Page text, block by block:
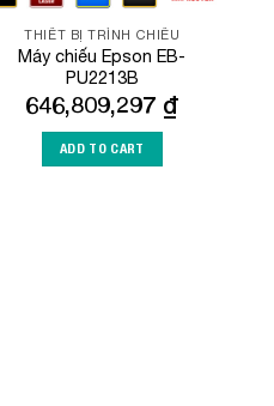
THIẾT BỊ TRÌNH CHIẾU
Máy chiếu Epson EB-
PU2213B
646,809,297 ₫
ADD TO CART